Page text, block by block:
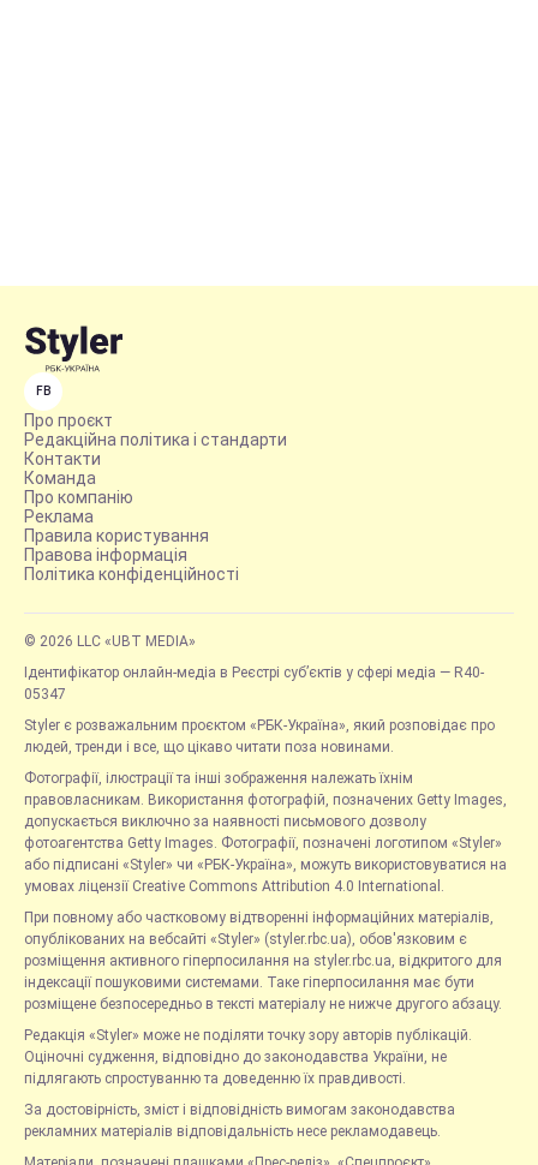
FB
Про проєкт
Редакційна політика і стандарти
Контакти
Команда
Про компанію
Реклама
Правила користування
Правова інформація
Політика конфіденційності
© 2026 LLC «UBT MEDIA»
Ідентифікатор онлайн-медіа в Реєстрі суб’єктів у сфері медіа — R40-
05347
Styler є розважальним проєктом «РБК-Україна», який розповідає про
людей, тренди і все, що цікаво читати поза новинами.
Фотографії, ілюстрації та інші зображення належать їхнім
правовласникам. Використання фотографій, позначених Getty Images,
допускається виключно за наявності письмового дозволу
фотоагентства Getty Images. Фотографії, позначені логотипом «Styler»
або підписані «Styler» чи «РБК-Україна», можуть використовуватися на
умовах ліцензії Creative Commons Attribution 4.0 International.
При повному або частковому відтворенні інформаційних матеріалів,
опублікованих на вебсайті «Styler» (styler.rbc.ua), обов'язковим є
розміщення активного гіперпосилання на styler.rbc.ua, відкритого для
індексації пошуковими системами. Таке гіперпосилання має бути
розміщене безпосередньо в тексті матеріалу не нижче другого абзацу.
Редакція «Styler» може не поділяти точку зору авторів публікацій.
Оціночні судження, відповідно до законодавства України, не
підлягають спростуванню та доведенню їх правдивості.
За достовірність, зміст і відповідність вимогам законодавства
рекламних матеріалів відповідальність несе рекламодавець.